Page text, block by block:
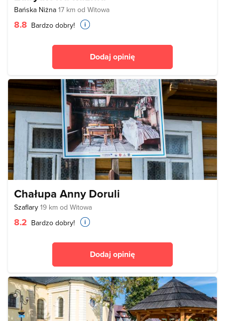
Bańska Niżna 17 km od Witowa
8.8 Bardzo dobry!
Dodaj opinię
Chałupa Anny Doruli
Szaflary 19 km od Witowa
8.2 Bardzo dobry!
Dodaj opinię